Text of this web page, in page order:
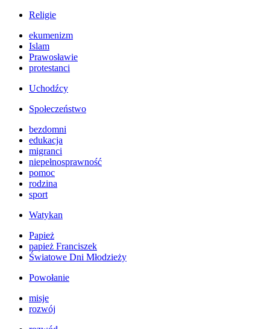
Religie
ekumenizm
Islam
Prawosławie
protestanci
Uchodźcy
Społeczeństwo
bezdomni
edukacja
migranci
niepełnosprawność
pomoc
rodzina
sport
Watykan
Papież
papież Franciszek
Światowe Dni Młodzieży
Powołanie
misje
rozwój